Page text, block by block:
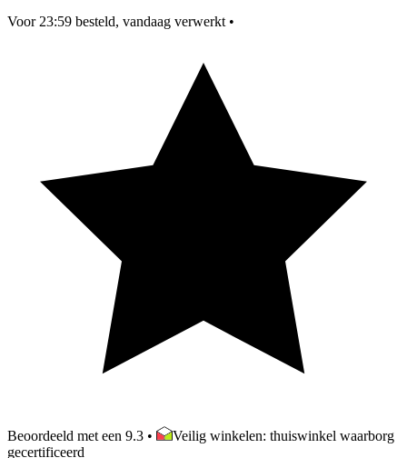
Voor 23:59 besteld, vandaag verwerkt •
Beoordeeld met een 9.3 •
Veilig winkelen: thuiswinkel waarborg
gecertificeerd